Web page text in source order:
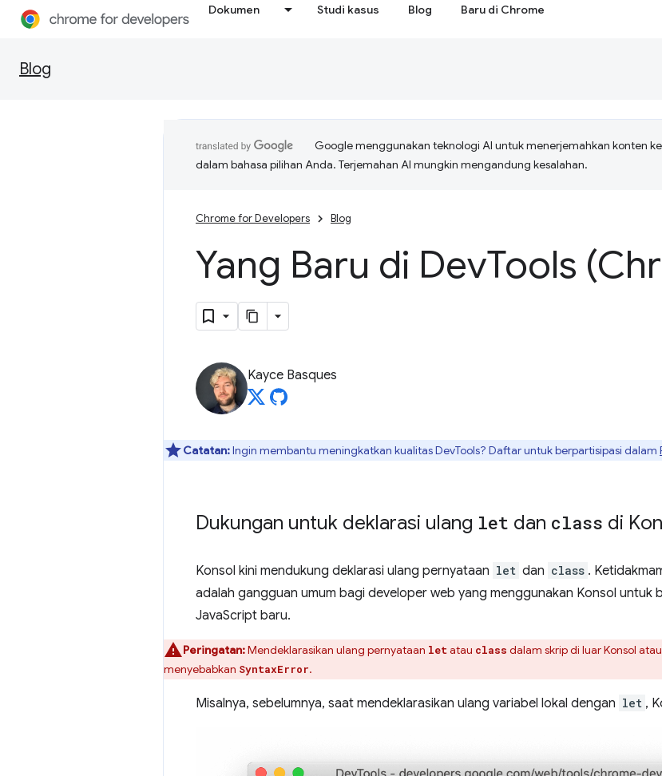
Dokumen Studi kasus Blog Baru di Chrome
Blog
Google menggunakan teknologi AI untuk menerjemahkan konten ke
dalam bahasa pilihan Anda. Terjemahan AI mungkin mengandung kesalahan.
Chrome for Developers Blog
Yang Baru di DevTools
Kayce Basques
Catatan:Ingin membantu meningkatkan kualitas DevTools? Daftar untuk berpartisipasi dalam
Dukungan untuk deklarasi ulang let dan class di
Konsol kini mendukung deklarasi ulang pernyataan let dan class .
adalah gangguan umum bagi developer web yang menggunakan Konsol untuk
JavaScript baru.
Peringatan:Mendeklarasikan ulang pernyataan let atau class dalam skrip di luar Konsol
menyebabkan SyntaxError.
Misalnya, sebelumnya, saat mendeklarasikan ulang variabel lokal dengan let ,